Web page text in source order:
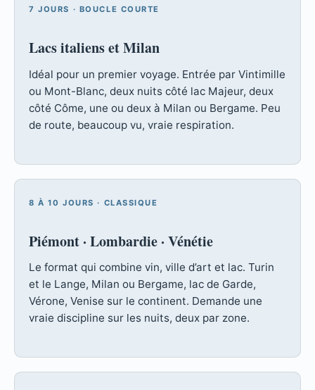
7 JOURS · BOUCLE COURTE
Lacs italiens et Milan
Idéal pour un premier voyage. Entrée par Vintimille
ou Mont-Blanc, deux nuits côté lac Majeur, deux
côté Côme, une ou deux à Milan ou Bergame. Peu
de route, beaucoup vu, vraie respiration.
8 À 10 JOURS · CLASSIQUE
Piémont · Lombardie · Vénétie
Le format qui combine vin, ville d’art et lac. Turin
et le Lange, Milan ou Bergame, lac de Garde,
Vérone, Venise sur le continent. Demande une
vraie discipline sur les nuits, deux par zone.